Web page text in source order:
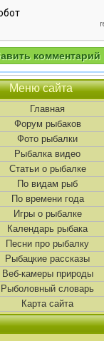
Меню сайта
Главная
Форум рыбаков
Фото рыбалки
Рыбалка видео
Статьи о рыбалке
По видам рыб
По времени года
Игры о рыбалке
Календарь рыбака
Песни про рыбалку
Рыбацкие рассказы
Веб-камеры природы
Рыболовный словарь
Карта сайта